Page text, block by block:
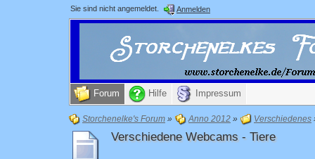
Sie sind nicht angemeldet. Anmelden
Forum Hilfe Impressum
Storchenelke's Forum » Anno 2012 » Verschiedenes
Verschiedene Webcams - Tiere